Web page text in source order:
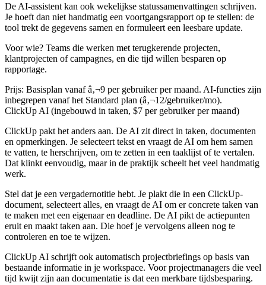
De AI-assistent kan ook wekelijkse statussamenvattingen schrijven.
Je hoeft dan niet handmatig een voortgangsrapport op te stellen: de
tool trekt de gegevens samen en formuleert een leesbare update.
Voor wie? Teams die werken met terugkerende projecten,
klantprojecten of campagnes, en die tijd willen besparen op
rapportage.
Prijs: Basisplan vanaf â‚¬9 per gebruiker per maand. AI-functies zijn
inbegrepen vanaf het Standard plan (â‚¬12/gebruiker/mo).
ClickUp AI (ingebouwd in taken, $7 per gebruiker per maand)
ClickUp pakt het anders aan. De AI zit direct in taken, documenten
en opmerkingen. Je selecteert tekst en vraagt de AI om hem samen
te vatten, te herschrijven, om te zetten in een taaklijst of te vertalen.
Dat klinkt eenvoudig, maar in de praktijk scheelt het veel handmatig
werk.
Stel dat je een vergadernotitie hebt. Je plakt die in een ClickUp-
document, selecteert alles, en vraagt de AI om er concrete taken van
te maken met een eigenaar en deadline. De AI pikt de actiepunten
eruit en maakt taken aan. Die hoef je vervolgens alleen nog te
controleren en toe te wijzen.
ClickUp AI schrijft ook automatisch projectbriefings op basis van
bestaande informatie in je workspace. Voor projectmanagers die veel
tijd kwijt zijn aan documentatie is dat een merkbare tijdsbesparing.